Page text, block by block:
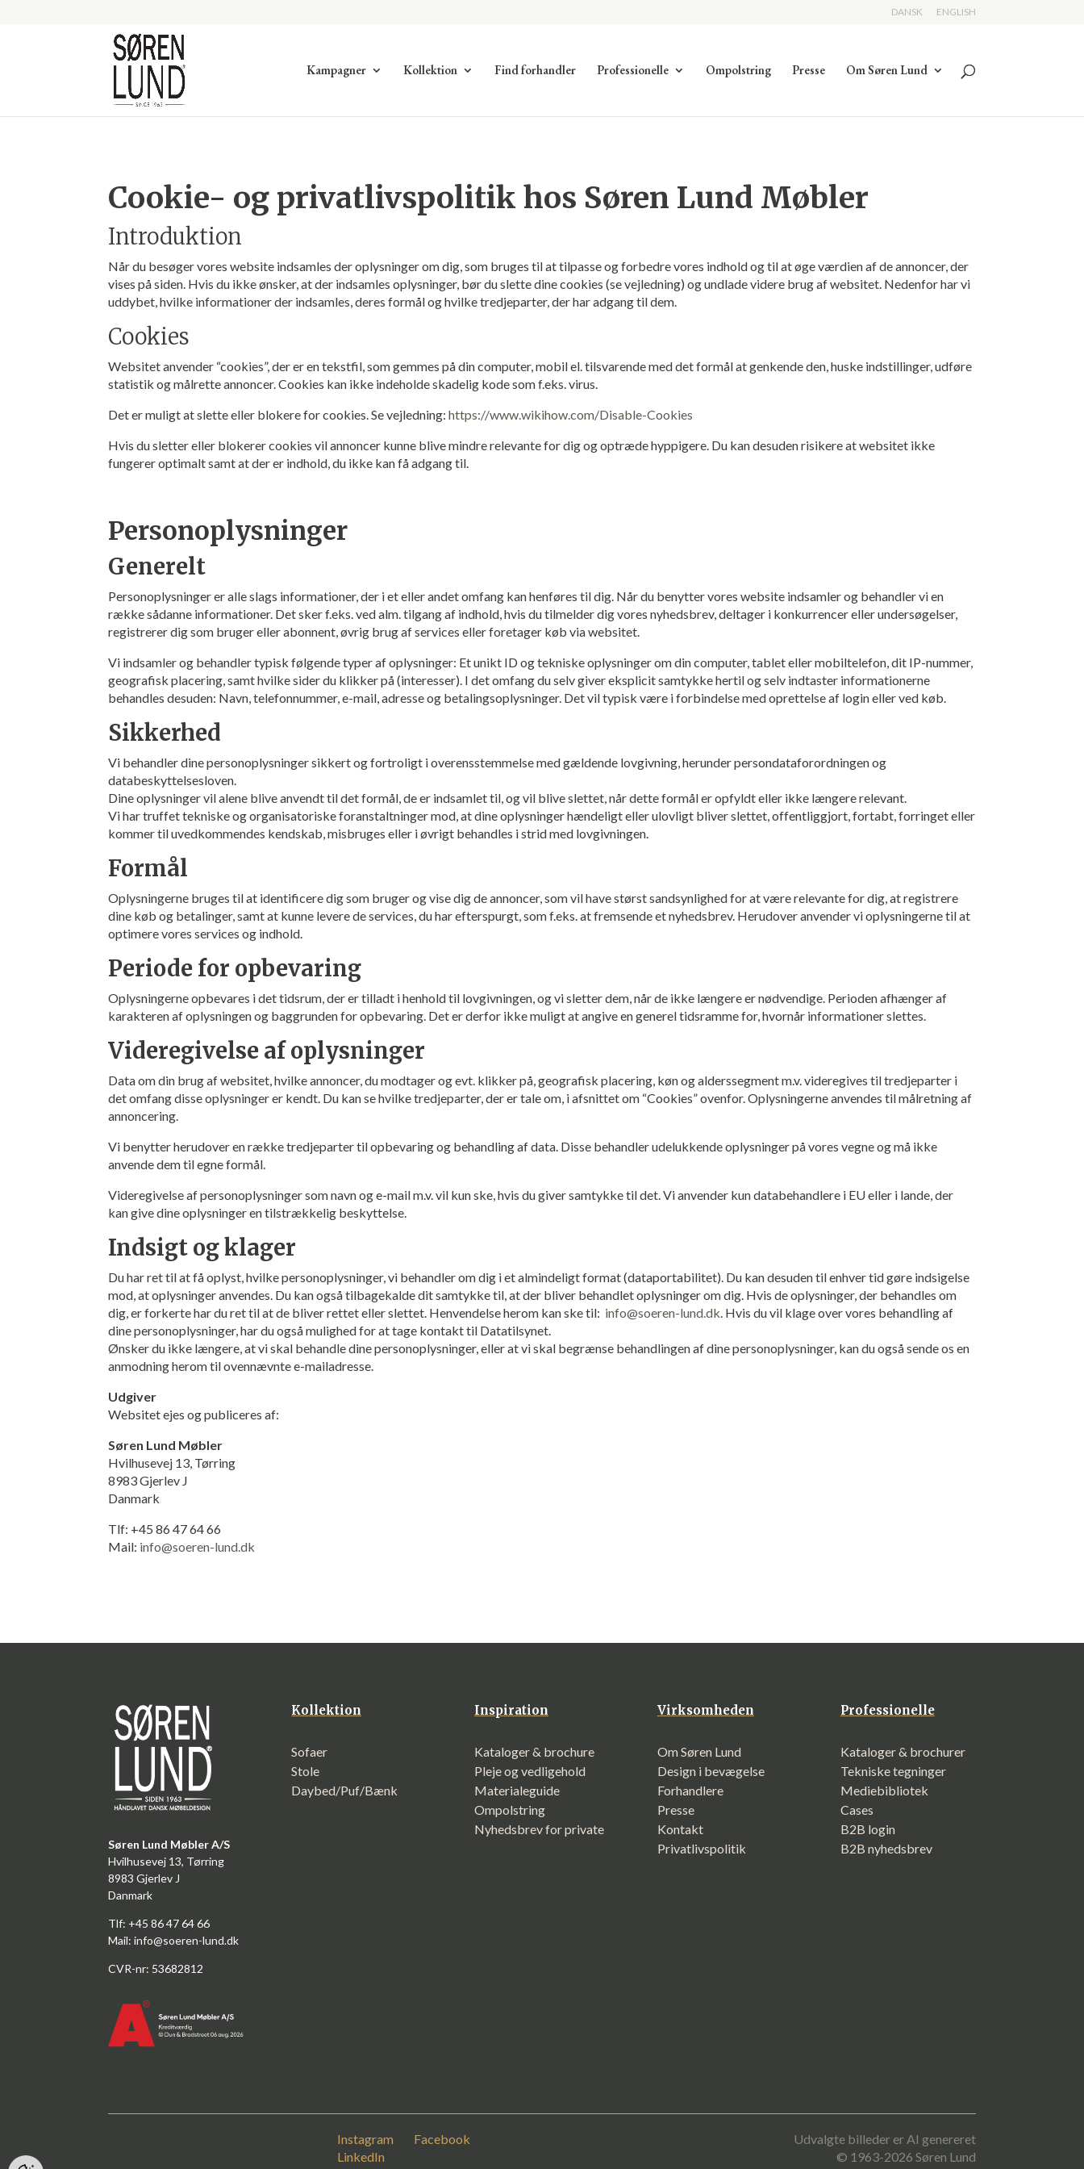
DANSK ENGLISH
Kampagner Kollektion Find forhandler Professionelle Ompolstring Presse Om Søren Lund
Cookie- og privatlivspolitik hos Søren Lund Møbler
Introduktion
Når du besøger vores website indsamles der oplysninger om dig, som bruges til at tilpasse og forbedre vores indhold og til at øge værdien af de annoncer, der
vises på siden. Hvis du ikke ønsker, at der indsamles oplysninger, bør du slette dine cookies (se vejledning) og undlade videre brug af websitet. Nedenfor har vi
uddybet, hvilke informationer der indsamles, deres formål og hvilke tredjeparter, der har adgang til dem.
Cookies
Websitet anvender “cookies”, der er en tekstfil, som gemmes på din computer, mobil el. tilsvarende med det formål at genkende den, huske indstillinger, udføre
statistik og målrette annoncer. Cookies kan ikke indeholde skadelig kode som f.eks. virus.
Det er muligt at slette eller blokere for cookies. Se vejledning:https://www.wikihow.com/Disable-Cookies
Hvis du sletter eller blokerer cookies vil annoncer kunne blive mindre relevante for dig og optræde hyppigere. Du kan desuden risikere at websitet ikke
fungerer optimalt samt at der er indhold, du ikke kan få adgang til.
Personoplysninger
Generelt
Personoplysninger er alle slags informationer, der i et eller andet omfang kan henføres til dig. Når du benytter vores website indsamler og behandler vi en
række sådanne informationer. Det sker f.eks. ved alm. tilgang af indhold, hvis du tilmelder dig vores nyhedsbrev, deltager i konkurrencer eller undersøgelser,
registrerer dig som bruger eller abonnent, øvrig brug af services eller foretager køb via websitet.
Vi indsamler og behandler typisk følgende typer af oplysninger: Et unikt ID og tekniske oplysninger om din computer, tablet eller mobiltelefon, dit IP-nummer,
geografisk placering, samt hvilke sider du klikker på (interesser). I det omfang du selv giver eksplicit samtykke hertil og selv indtaster informationerne
behandles desuden: Navn, telefonnummer, e-mail, adresse og betalingsoplysninger. Det vil typisk være i forbindelse med oprettelse af login eller ved køb.
Sikkerhed
Vi behandler dine personoplysninger sikkert og fortroligt i overensstemmelse med gældende lovgivning, herunder persondataforordningen og
databeskyttelsesloven.
Dine oplysninger vil alene blive anvendt til det formål, de er indsamlet til, og vil blive slettet, når dette formål er opfyldt eller ikke længere relevant.
Vi har truffet tekniske og organisatoriske foranstaltninger mod, at dine oplysninger hændeligt eller ulovligt bliver slettet, offentliggjort, fortabt, forringet eller
kommer til uvedkommendes kendskab, misbruges eller i øvrigt behandles i strid med lovgivningen.
Formål
Oplysningerne bruges til at identificere dig som bruger og vise dig de annoncer, som vil have størst sandsynlighed for at være relevante for dig, at registrere
dine køb og betalinger, samt at kunne levere de services, du har efterspurgt, som f.eks. at fremsende et nyhedsbrev. Herudover anvender vi oplysningerne til at
optimere vores services og indhold.
Periode for opbevaring
Oplysningerne opbevares i det tidsrum, der er tilladt i henhold til lovgivningen, og vi sletter dem, når de ikke længere er nødvendige. Perioden afhænger af
karakteren af oplysningen og baggrunden for opbevaring. Det er derfor ikke muligt at angive en generel tidsramme for, hvornår informationer slettes.
Videregivelse af oplysninger
Data om din brug af websitet, hvilke annoncer, du modtager og evt. klikker på, geografisk placering, køn og alderssegment m.v. videregives til tredjeparter i
det omfang disse oplysninger er kendt. Du kan se hvilke tredjeparter, der er tale om, i afsnittet om “Cookies” ovenfor. Oplysningerne anvendes til målretning af
annoncering.
Vi benytter herudover en række tredjeparter til opbevaring og behandling af data. Disse behandler udelukkende oplysninger på vores vegne og må ikke
anvende dem til egne formål.
Videregivelse af personoplysninger som navn og e-mail m.v. vil kun ske, hvis du giver samtykke til det. Vi anvender kun databehandlere i EU eller i lande, der
kan give dine oplysninger en tilstrækkelig beskyttelse.
Indsigt og klager
Du har ret til at få oplyst, hvilke personoplysninger, vi behandler om dig i et almindeligt format (dataportabilitet). Du kan desuden til enhver tid gøre indsigelse
mod, at oplysninger anvendes. Du kan også tilbagekalde dit samtykke til, at der bliver behandlet oplysninger om dig. Hvis de oplysninger, der behandles om
dig, er forkerte har du ret til at de bliver rettet eller slettet. Henvendelse herom kan ske til: info@soeren-lund.dk. Hvis du vil klage over vores behandling af
dine personoplysninger, har du også mulighed for at tage kontakt til Datatilsynet.
Ønsker du ikke længere, at vi skal behandle dine personoplysninger, eller at vi skal begrænse behandlingen af dine personoplysninger, kan du også sende os en
anmodning herom til ovennævnte e-mailadresse.
Udgiver
Websitet ejes og publiceres af:
Søren Lund Møbler
Hvilhusevej 13, Tørring
8983 Gjerlev J
Danmark
Tlf: +45 86 47 64 66
Mail: info@soeren-lund.dk
Søren Lund Møbler A/S
Hvilhusevej 13, Tørring
8983 Gjerlev J
Danmark
Tlf: +45 86 47 64 66
Mail:info@soeren-lund.dk
CVR-nr: 53682812
Kollektion
Sofaer
Stole
Daybed/Puf/Bænk
Inspiration
Kataloger & brochure
Pleje og vedligehold
Materialeguide
Ompolstring
Nyhedsbrev for private
Virksomheden
Om Søren Lund
Design i bevægelse
Forhandlere
Presse
Kontakt
Privatlivspolitik
Professionelle
Kataloger & brochurer
Tekniske tegninger
Mediebibliotek
Cases
B2B login
B2B nyhedsbrev
Instagram Facebook
LinkedIn
Udvalgte billeder er AI genereret
© 1963-2026 Søren Lund